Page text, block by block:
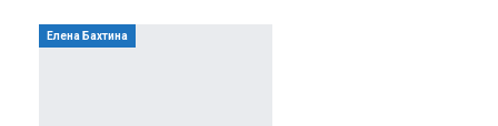
Елена Бахтина